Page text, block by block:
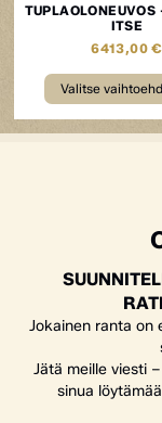
ITSE
6413,00€
Valitse
Jokainen ranta on
Jätä meille viesti
sinua